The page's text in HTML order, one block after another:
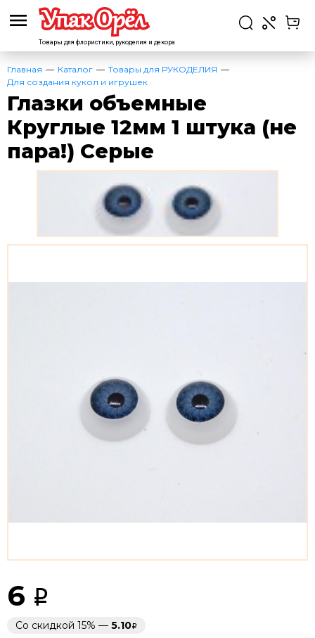
Товары для флористики, рукоделия и декора
Главная Каталог
Товары для РУКОДЕЛИЯ
Для создания кукол и игрушек
Глазки объемные
Круглые 12мм 1 штука (не
пара!) Серые
6
Со скидкой 15% — 5.10